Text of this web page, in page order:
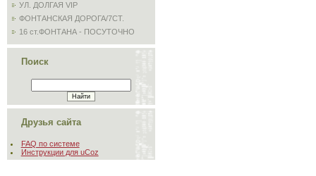
УЛ. ДОЛГАЯ VIP
ФОНТАНСКАЯ ДОРОГА/7СТ.
16 ст.ФОНТАНА - ПОСУТОЧНО
Поиск
Друзья сайта
FAQ по системе
Инструкции для uCoz